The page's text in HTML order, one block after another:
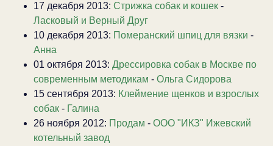
17 декабря 2013: Стрижка собак и кошек -
Ласковый и Верный Друг
10 декабря 2013: Померанский шпиц для вязки -
Анна
01 октября 2013: Дрессировка собак в Москве по
современным методикам - Ольга Сидорова
15 сентября 2013: Клеймение щенков и взрослых
собак - Галина
26 ноября 2012: Продам - ООО "ИКЗ" Ижевский
котельный завод